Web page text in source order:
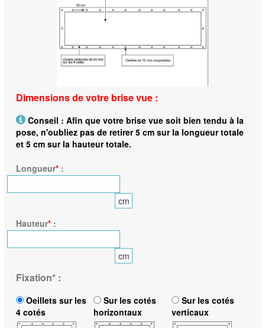
Dimensions de votre brise vue :
Conseil : Afin que votre brise vue soit bien tendu à la
pose, n'oubliez pas de retirer 5 cm sur la longueur totale
et 5 cm sur la hauteur totale.
Longueur*:
cm
Hauteur*:
cm
Fixation*:
Oeillets sur les
4 cotés
Sur les cotés
horizontaux
Sur les cotés
verticaux